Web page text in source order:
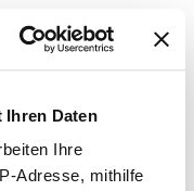
Daten
Ihre
Adresse, mithilfe